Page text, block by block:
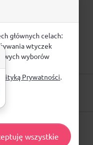
głównych celach:
wtyczek
wyborów
Polityką Prywatności.
wszystkie